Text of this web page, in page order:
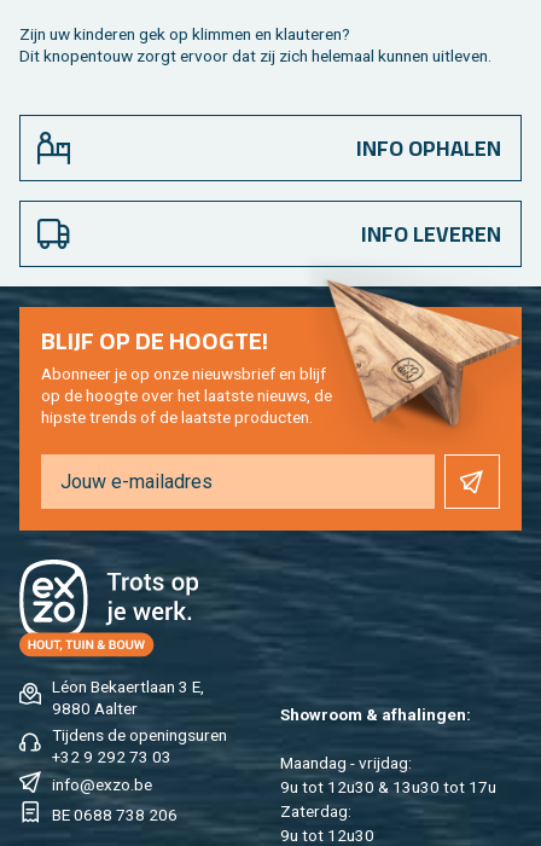
Zijn uw kin­de­ren gek op klim­men en klau­te­ren?
Dit kno­pen­touw zorgt er­voor dat zij zich he­le­maal kun­nen uit­le­ven.
INFO OPHALEN
INFO LEVEREN
Léon Be­kaert­laan 3 E,
9880 Aal­ter
Tij­dens de ope­nings­uren
+32 9 292 73 03
info@​exzo.​be
BE 0688 738 206
Show­room & af­ha­lin­gen:
Maan­dag - vrij­dag:
9u tot 12u30 & 13u30 tot 17u
Za­ter­dag:
9u tot 12u30
BLIJF OP DE HOOG­TE!
Abon­neer je op onze nieuws­brief en blijf
op de hoog­te over het laat­ste nieuws, de
hip­s­te trends of de laat­ste pro­duc­ten.